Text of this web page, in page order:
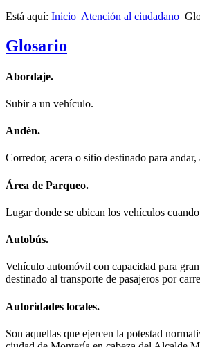
Está aquí: Inicio Atención al ciudadano
Glosario
Abordaje.
Subir a un vehículo.
Andén.
Corredor, acera o sitio destinado para
Área de Parqueo.
Lugar donde se ubican los vehículos
Autobús.
Vehículo automóvil con capacidad para
destinado al transporte de pasajeros por
Autoridades locales.
Son aquellas que ejercen la potestad